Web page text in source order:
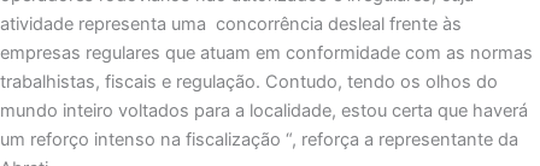
atividade representa uma concorrência desleal frente às
empresas regulares que atuam em conformidade com as normas
trabalhistas, fiscais e regulação. Contudo, tendo os olhos do
mundo inteiro voltados para a localidade, estou certa que haverá
um reforço intenso na fiscalização “, reforça a representante da